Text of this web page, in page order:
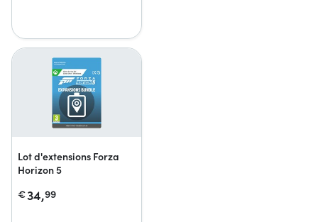
Lot d'extensions Forza
Horizon 5
€34,99